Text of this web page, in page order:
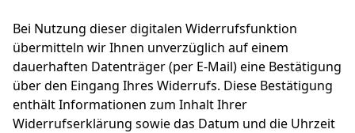
Bei Nutzung dieser digitalen Widerrufsfunktion
übermitteln wir Ihnen unverzüglich auf einem
dauerhaften Datenträger (per E-Mail) eine Bestätigung
über den Eingang Ihres Widerrufs. Diese Bestätigung
enthält Informationen zum Inhalt Ihrer
Widerrufserklärung sowie das Datum und die Uhrzeit